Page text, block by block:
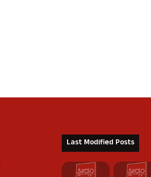
Last Modified Posts